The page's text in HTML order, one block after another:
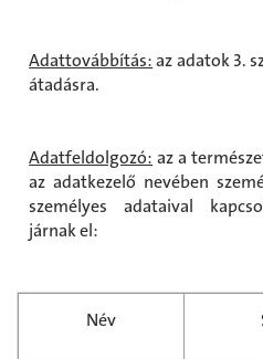
Adattovábbítás:az adatok 3.
átadásra.
Adatfeldolgozó: az a
az adatkezelő nevében
személyes adataival
járnak el:
Név